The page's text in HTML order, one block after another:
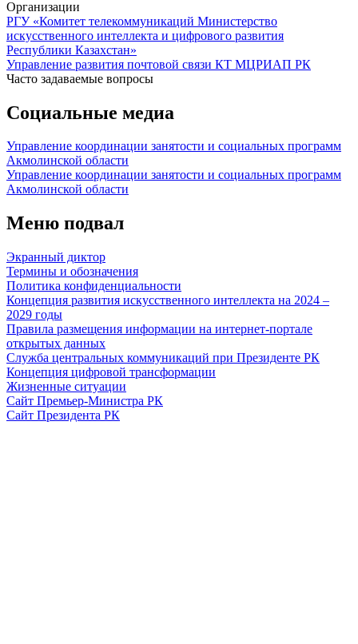
Организации
РГУ «Комитет телекоммуникаций Министерство
искусственного интеллекта и цифрового развития
Республики Казахстан»
Управление развития почтовой связи КТ МЦРИАП РК
Часто задаваемые вопросы
Социальные медиа
Управление координации занятости и социальных программ
Акмолинской области
Управление координации занятости и социальных программ
Акмолинской области
Меню подвал
Экранный диктор
Термины и обозначения
Политика конфиденциальности
Концепция развития искусственного интеллекта на 2024 –
2029 годы
Правила размещения информации на интернет-портале
открытых данных
Служба центральных коммуникаций при Президенте РК
Концепция цифровой трансформации
Жизненные ситуации
Сайт Премьер-Министра РК
Сайт Президента РК